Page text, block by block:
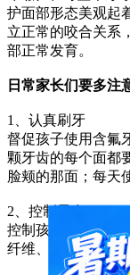
护面部形态美观起
立正常的咬合关系
部正常发育。
日常家长们要多注
1、认真刷牙
督促孩子使用含氟
颗牙齿的每个面都
脸颊的那面；每天
2、控制零食
控制孩子摄入零食
纤维、有一定硬度